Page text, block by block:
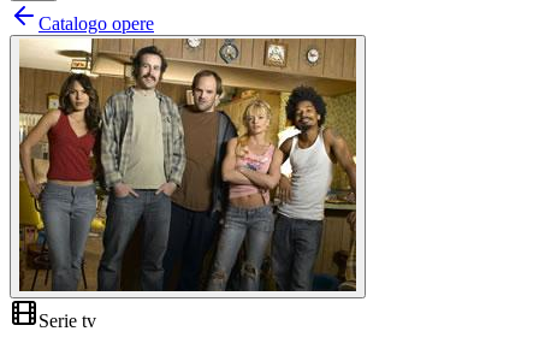
Catalogo opere
Serie tv